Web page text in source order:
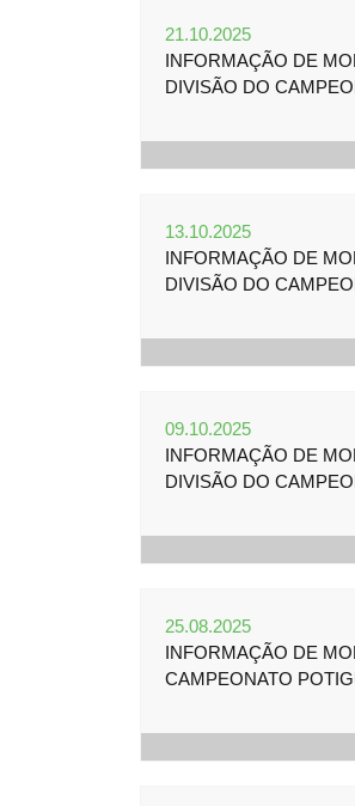
21.10.2025
INFORMAÇÃO DE
DIVISÃO DO
13.10.2025
INFORMAÇÃO DE
DIVISÃO DO
09.10.2025
INFORMAÇÃO DE
DIVISÃO DO
25.08.2025
INFORMAÇÃO DE
CAMPEONATO